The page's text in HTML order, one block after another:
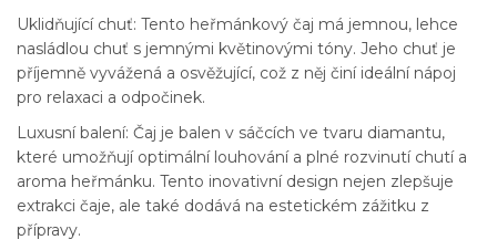
Uklidňující chuť: Tento heřmánkový čaj má jemnou, lehce
nasládlou chuť s jemnými květinovými tóny. Jeho chuť je
příjemně vyvážená a osvěžující, což z něj činí ideální nápoj
pro relaxaci a odpočinek.
Luxusní balení: Čaj je balen v sáčcích ve tvaru diamantu,
které umožňují optimální louhování a plné rozvinutí chutí a
aroma heřmánku. Tento inovativní design nejen zlepšuje
extrakci čaje, ale také dodává na estetickém zážitku z
přípravy.